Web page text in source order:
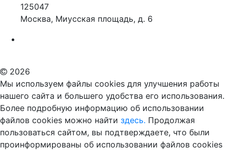
125047
Москва, Миусская площадь, д. 6
2026
Мы используем файлы cookies для улучшения работы
нашего сайта и большего удобства его использования.
Более подробную информацию об использовании
файлов cookies можно найти здесь. Продолжая
пользоваться сайтом, вы подтверждаете, что были
проинформированы об использовании файлов cookies